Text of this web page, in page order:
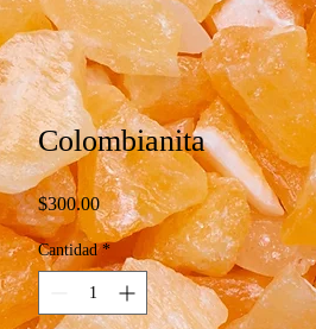
Colombianita
$300.00Precio
Cantidad *